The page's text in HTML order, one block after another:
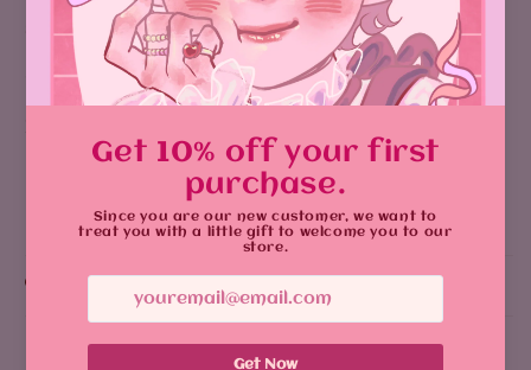
süße glänzende Gesichter Aufkleber
Größe: 5 cm
Why You'll Love It: